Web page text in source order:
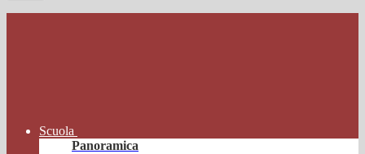
Scuola
Panoramica